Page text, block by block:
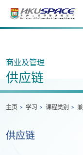
Main
商业及管理
供应链
主页 学习 课程类别
供应链